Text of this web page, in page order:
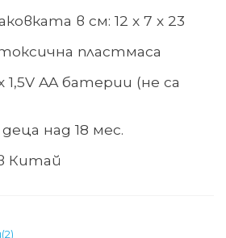
в см: 12 х 7 х 23
пластмаса
1,5V AAбатерии (не са
над 18 мес.
Китай
(2)